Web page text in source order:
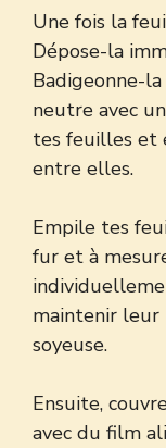
Une fois la
Dépose-la
Badigeonne-
neutre avec
tes feuilles et
entre elles.
Empile tes
fur et à
maintenir
soyeuse.
Ensuite,
avec du film